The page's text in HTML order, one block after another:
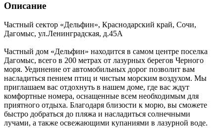
Описание
Частный сектор «Дельфин», Краснодарский край, Сочи,
Дагомыс, ул.Ленинградская, д.45А
Частный дом «Дельфин» находится в самом центре поселка
Дагомыс, всего в 200 метрах от лазурных берегов Черного
моря. Уединение от автомобильных дорог позволит вам
насладиться пением птиц и чистым морским воздухом. Мы
приглашаем вас отдохнуть в нашем доме, где вас ждут
комфортные номера, оснащенные всем необходимым для
приятного отдыха. Благодаря близости к морю, вы сможете
быстро добраться до пляжа и насладиться солнечными
лучами, а также освежающими купаниями в лазурной воде.